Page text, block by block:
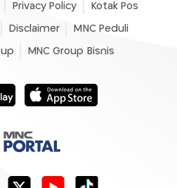
Privacy Policy Kotak Pos
Disclaimer MNC Peduli
MNC Group Bisnis